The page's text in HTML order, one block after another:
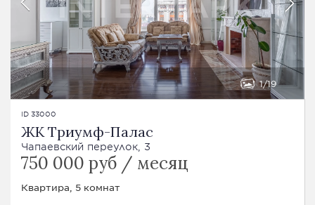
1 19
ID 33000
ЖК Триумф-Палас
Чапаевский переулок, 3
750 000 руб / месяц
Квартира, 5 комнат